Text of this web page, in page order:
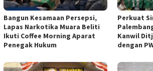
Bangun Kesamaan Persepsi,
Lapas Narkotika Muara Beliti
Ikuti Coffee Morning Aparat
Penegak Hukum
Perkuat
Kanwil
dengan